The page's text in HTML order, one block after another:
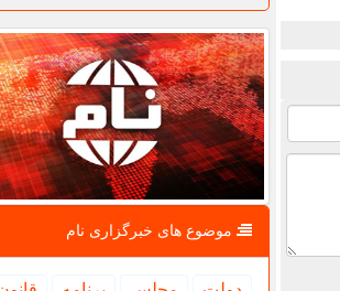
موضوع های خبرگزاری نام